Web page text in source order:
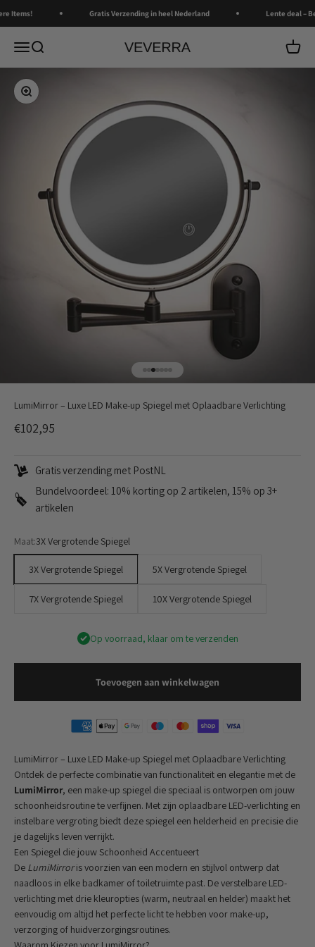
Items! Gratis Verzending in heel Nederland Lente deal –
Navigatiemenu openen
Zoeken openen Veverra
In-/uitzoomen
Naar artikel 1
Naar artikel 2
Naar artikel 3
Naar artikel 4
Naar artikel 5
Naar artikel 6
Naar artikel 7
LumiMirror – Luxe LED Make-up Spiegel met Oplaadbare Verlichting
Aanbiedingsprijs
€102,95
Gratis verzending met PostNL
Bundelvoordeel: 10% korting op 2 artikelen, 15% op 3+
artikelen
Maat:3X Vergrotende Spiegel
3X Vergrotende Spiegel 5X Vergrotende Spiegel
7X Vergrotende Spiegel 10X Vergrotende Spiegel
Op voorraad, klaar om te verzenden
Toevoegen aan winkelwagen
LumiMirror – Luxe LED Make-up Spiegel met Oplaadbare Verlichting
Ontdek de perfecte combinatie van functionaliteit en elegantie met de
LumiMirror, een make-up spiegel die speciaal is ontworpen om jouw
schoonheidsroutine te verfijnen. Met zijn oplaadbare LED-verlichting en
instelbare vergroting biedt deze spiegel een helderheid en precisie die
je dagelijks leven verrijkt.
Een Spiegel die jouw Schoonheid Accentueert
De LumiMirroris voorzien van een modern en stijlvol ontwerp dat
naadloos in elke badkamer of toiletruimte past. De verstelbare LED-
verlichting met drie kleuropties (warm, neutraal en helder) maakt het
eenvoudig om altijd het perfecte licht te hebben voor make-up,
verzorging of huidverzorgingsroutines.